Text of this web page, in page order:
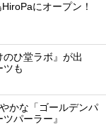
にオープン！
ひ堂ラボ』が出
ツも
かな「ゴールデンパ
パーラー』